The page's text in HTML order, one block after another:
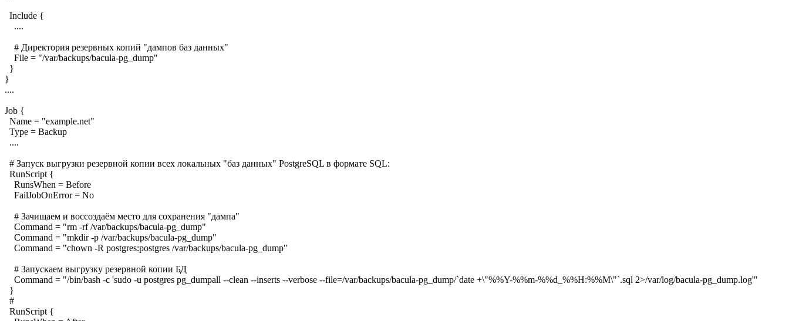
Include {
....
# Директория резервных копий "дампов баз данных"
File = "/var/backups/bacula-pg_dump"
}
}
....
Job {
Name = "example.net"
Type = Backup
....
# Запуск выгрузки резервной копии всех локальных "баз данных" PostgreSQL в формате SQL:
RunScript {
RunsWhen = Before
FailJobOnError = No
# Зачищаем и воссоздаём место для сохранения "дампа"
Command = "rm -rf /var/backups/bacula-pg_dump"
Command = "mkdir -p /var/backups/bacula-pg_dump"
Command = "chown -R postgres:postgres /var/backups/bacula-pg_dump"
# Запускаем выгрузку резервной копии БД
Command = "/bin/bash -c 'sudo -u postgres pg_dumpall --clean --inserts --verbose --file=/var/backups/bacula-pg_dump/`date +\"%%Y-%%m-%%d_%%H:%%M\"`.sql 2>/var/log/bacula-pg_dump.log'"
}
#
RunScript {